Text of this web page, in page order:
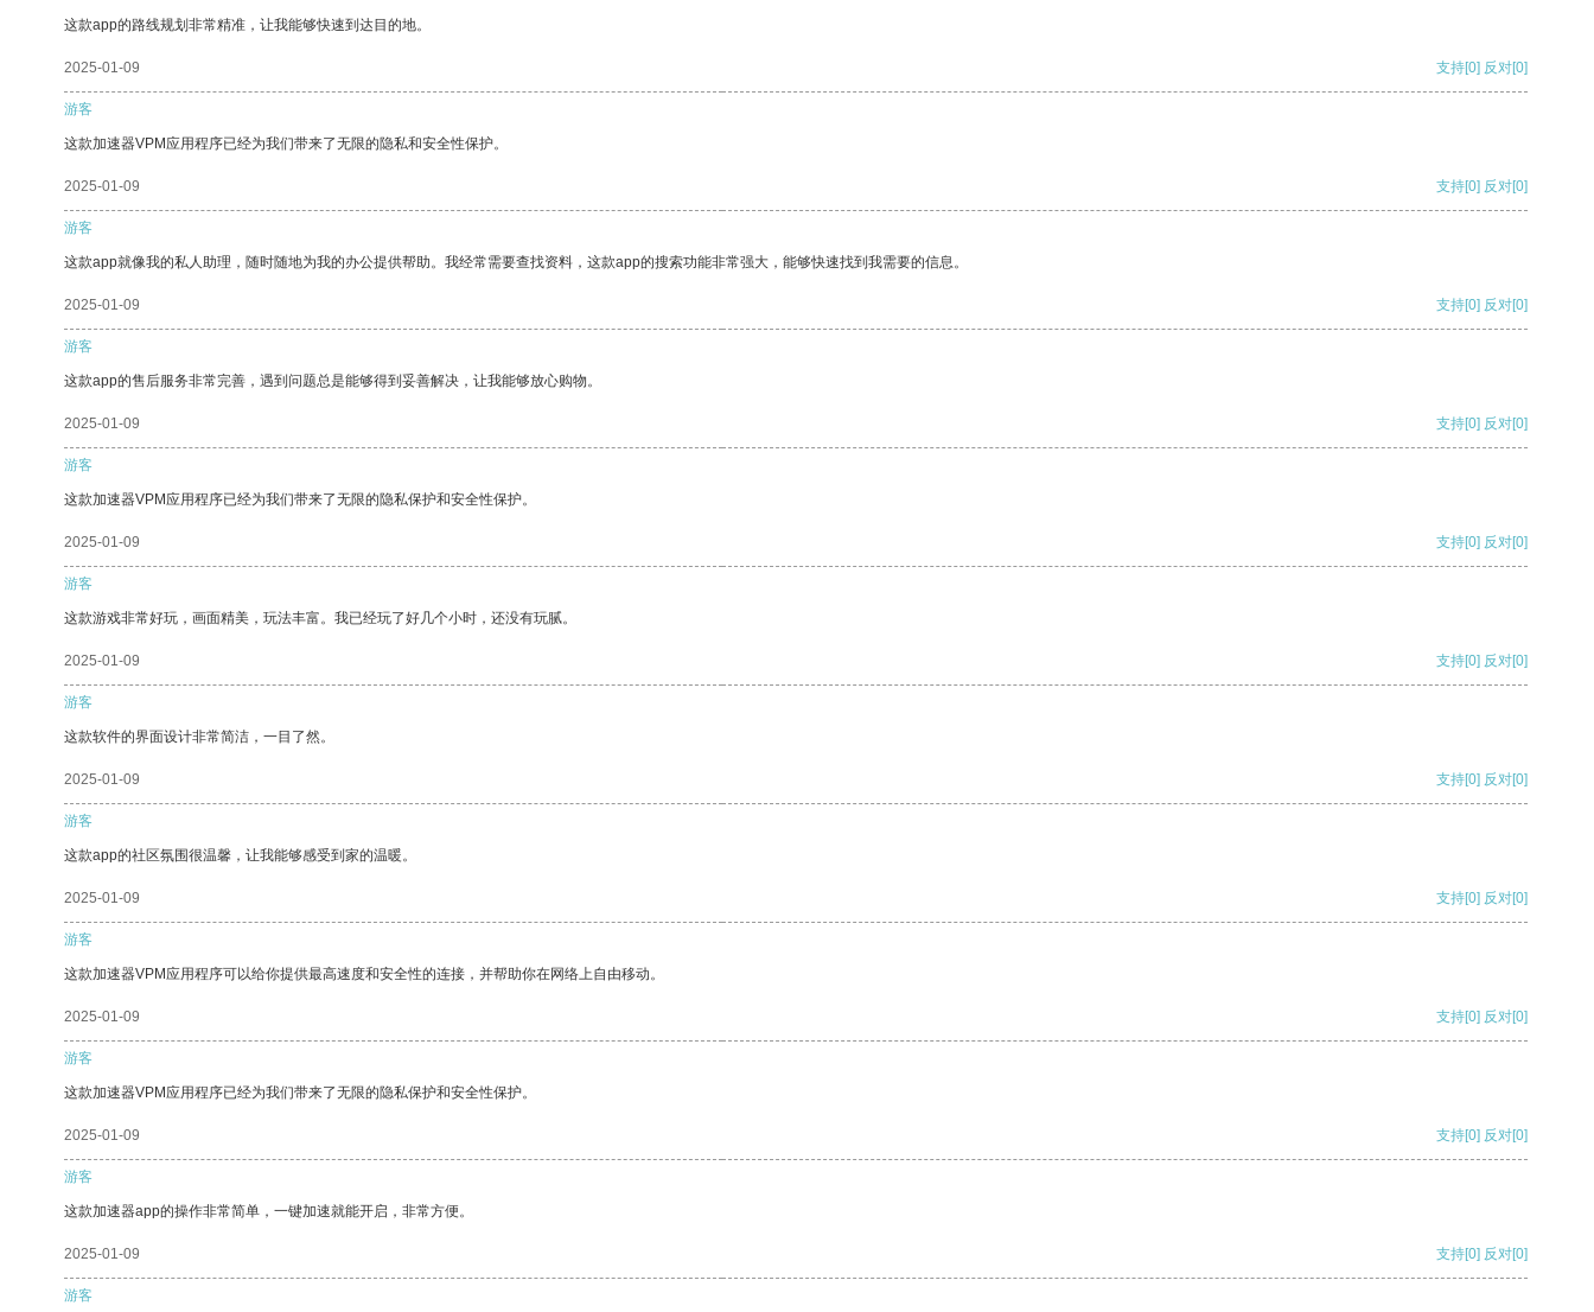
这款app的路线规划非常精准，让我能够快速到达目的地。
2025-01-09 支持[0] 反对[0]
游客
这款加速器VPM应用程序已经为我们带来了无限的隐私和安全性保护。
2025-01-09 支持[0] 反对[0]
游客
这款app就像我的私人助理，随时随地为我的办公提供帮助。我经常需要查找资料，这款app的搜索功能非常强大，能够快速找到我需要的信息。
2025-01-09 支持[0] 反对[0]
游客
这款app的售后服务非常完善，遇到问题总是能够得到妥善解决，让我能够放心购物。
2025-01-09 支持[0] 反对[0]
游客
这款加速器VPM应用程序已经为我们带来了无限的隐私保护和安全性保护。
2025-01-09 支持[0] 反对[0]
游客
这款游戏非常好玩，画面精美，玩法丰富。我已经玩了好几个小时，还没有玩腻。
2025-01-09 支持[0] 反对[0]
游客
这款软件的界面设计非常简洁，一目了然。
2025-01-09 支持[0] 反对[0]
游客
这款app的社区氛围很温馨，让我能够感受到家的温暖。
2025-01-09 支持[0] 反对[0]
游客
这款加速器VPM应用程序可以给你提供最高速度和安全性的连接，并帮助你在网络上自由移动。
2025-01-09 支持[0] 反对[0]
游客
这款加速器VPM应用程序已经为我们带来了无限的隐私保护和安全性保护。
2025-01-09 支持[0] 反对[0]
游客
这款加速器app的操作非常简单，一键加速就能开启，非常方便。
2025-01-09 支持[0] 反对[0]
游客